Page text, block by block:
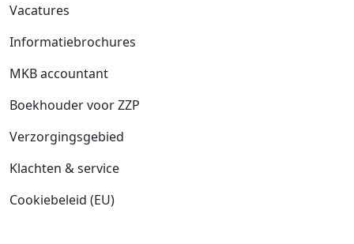
Vacatures
Informatiebrochures
MKB accountant
Boekhouder voor ZZP
Verzorgingsgebied
Klachten & service
Cookiebeleid (EU)